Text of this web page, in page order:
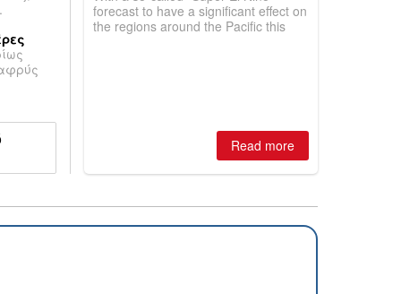
forecast to have a significant effect on
the regions around the Pacific this
Read more